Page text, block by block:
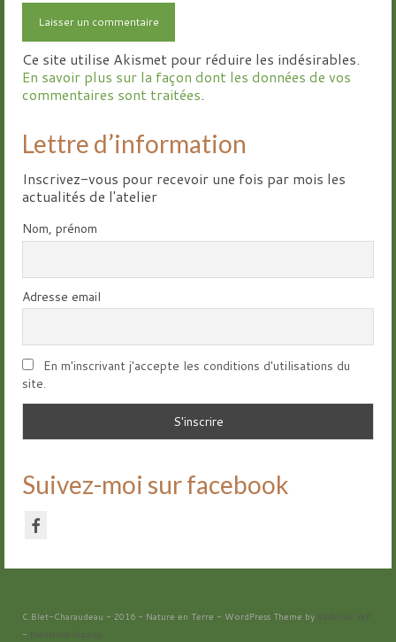
Ce site utilise Akismet pour réduire les indésirables.
En savoir plus sur la façon dont les données de vos
commentaires sont traitées.
Lettre d’information
Inscrivez-vous pour recevoir une fois par mois les
actualités de l'atelier
Nom, prénom
Adresse email
En m'inscrivant j'accepte les conditions d'utilisations du
site.
Suivez-moi sur facebook
C.Blet-Charaudeau - 2016 - Nature en Terre - WordPress Theme by
Kadence WP
- Mentions légales